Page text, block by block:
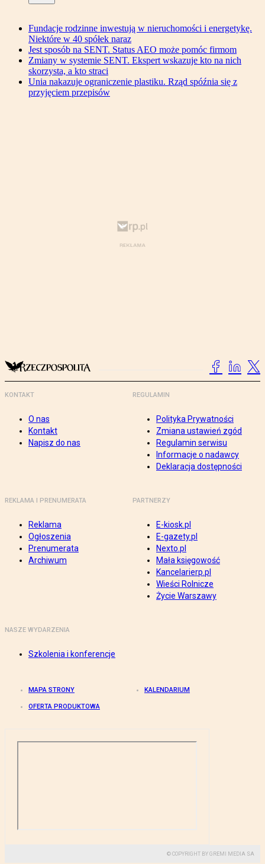
Fundacje rodzinne inwestują w nieruchomości i energetykę.
Niektóre w 40 spółek naraz
Jest sposób na SENT. Status AEO może pomóc firmom
Zmiany w systemie SENT. Ekspert wskazuje kto na nich
skorzysta, a kto straci
Unia nakazuje ograniczenie plastiku. Rząd spóźnia się z
przyjęciem przepisów
KONTAKT
O nas
Kontakt
Napisz do nas
REGULAMIN
Polityka Prywatności
Zmiana ustawień zgód
Regulamin serwisu
Informacje o nadawcy
Deklaracja dostępności
REKLAMA I PRENUMERATA
Reklama
Ogłoszenia
Prenumerata
Archiwum
PARTNERZY
E-kiosk.pl
E-gazety.pl
Nexto.pl
Mała księgowość
Kancelarierp.pl
Wieści Rolnicze
Życie Warszawy
NASZE WYDARZENIA
Szkolenia i konferencje
MAPA STRONY KALENDARIUM
OFERTA PRODUKTOWA
© COPYRIGHT BY GREMI MEDIA SA